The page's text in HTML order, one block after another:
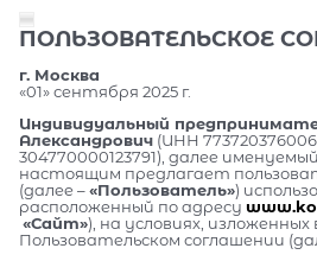
ПОЛЬЗОВАТЕЛЬСКОЕ
г. Москва
«01» сентября 2025 г.
Индивидуальный
Александрович (ИНН
304770000123791), далее именуемый
настоящим предлагает
(далее –«Пользователь»)
расположенный по адресу
«Сайт»), на условиях,
Пользовательском соглашении